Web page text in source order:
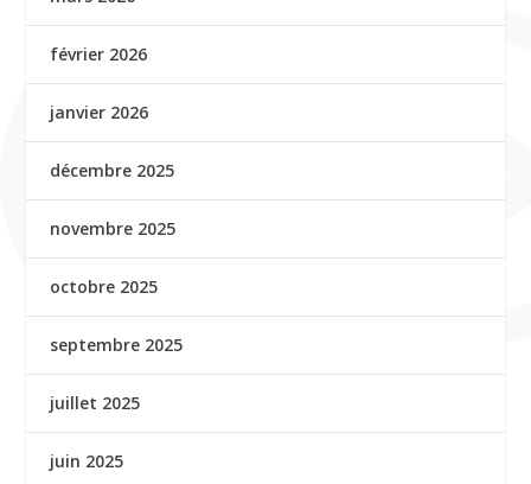
février 2026
janvier 2026
décembre 2025
novembre 2025
octobre 2025
septembre 2025
juillet 2025
juin 2025